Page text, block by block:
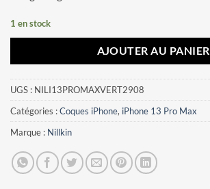
1 en stock
AJOUTER AU PANIER
UGS : NILI13PROMAXVERT2908
Catégories :Coques iPhone, iPhone 13 Pro Max
Marque : Nillkin